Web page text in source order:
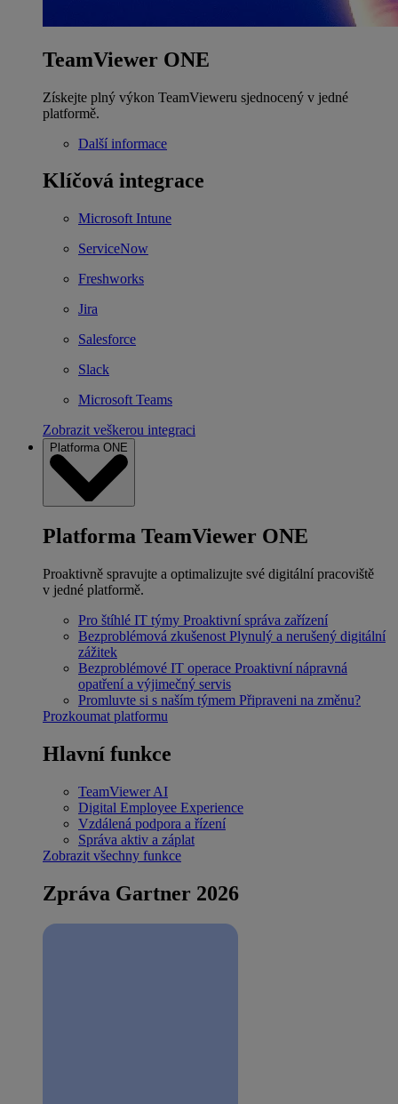
TeamViewer ONE
Získejte plný výkon TeamVieweru sjednocený v jedné
platformě.
Další informace
Klíčová integrace
Microsoft Intune
ServiceNow
Freshworks
Jira
Salesforce
Slack
Microsoft Teams
Zobrazit veškerou integraci
Platforma ONE
Platforma TeamViewer ONE
Proaktivně spravujte a optimalizujte své digitální pracoviště
v jedné platformě.
Pro štíhlé IT týmy Proaktivní správa zařízení
Bezproblémová zkušenost Plynulý a nerušený digitální
zážitek
Bezproblémové IT operace Proaktivní nápravná
opatření a výjimečný servis
Promluvte si s naším týmem Připraveni na změnu?
Prozkoumat platformu
Hlavní funkce
TeamViewer AI
Digital Employee Experience
Vzdálená podpora a řízení
Správa aktiv a záplat
Zobrazit všechny funkce
Zpráva Gartner 2026